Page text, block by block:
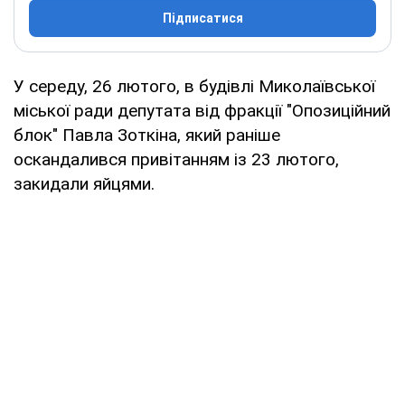
Підписатися
У середу, 26 лютого, в будівлі Миколаївської
міської ради депутата від фракції "Опозиційний
блок" Павла Зоткіна, який раніше
оскандалився привітанням із 23 лютого,
закидали яйцями.